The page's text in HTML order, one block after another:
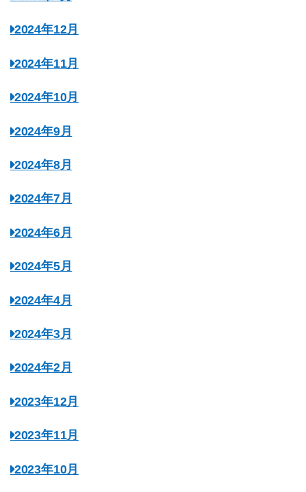
2024年12月
2024年11月
2024年10月
2024年9月
2024年8月
2024年7月
2024年6月
2024年5月
2024年4月
2024年3月
2024年2月
2023年12月
2023年11月
2023年10月